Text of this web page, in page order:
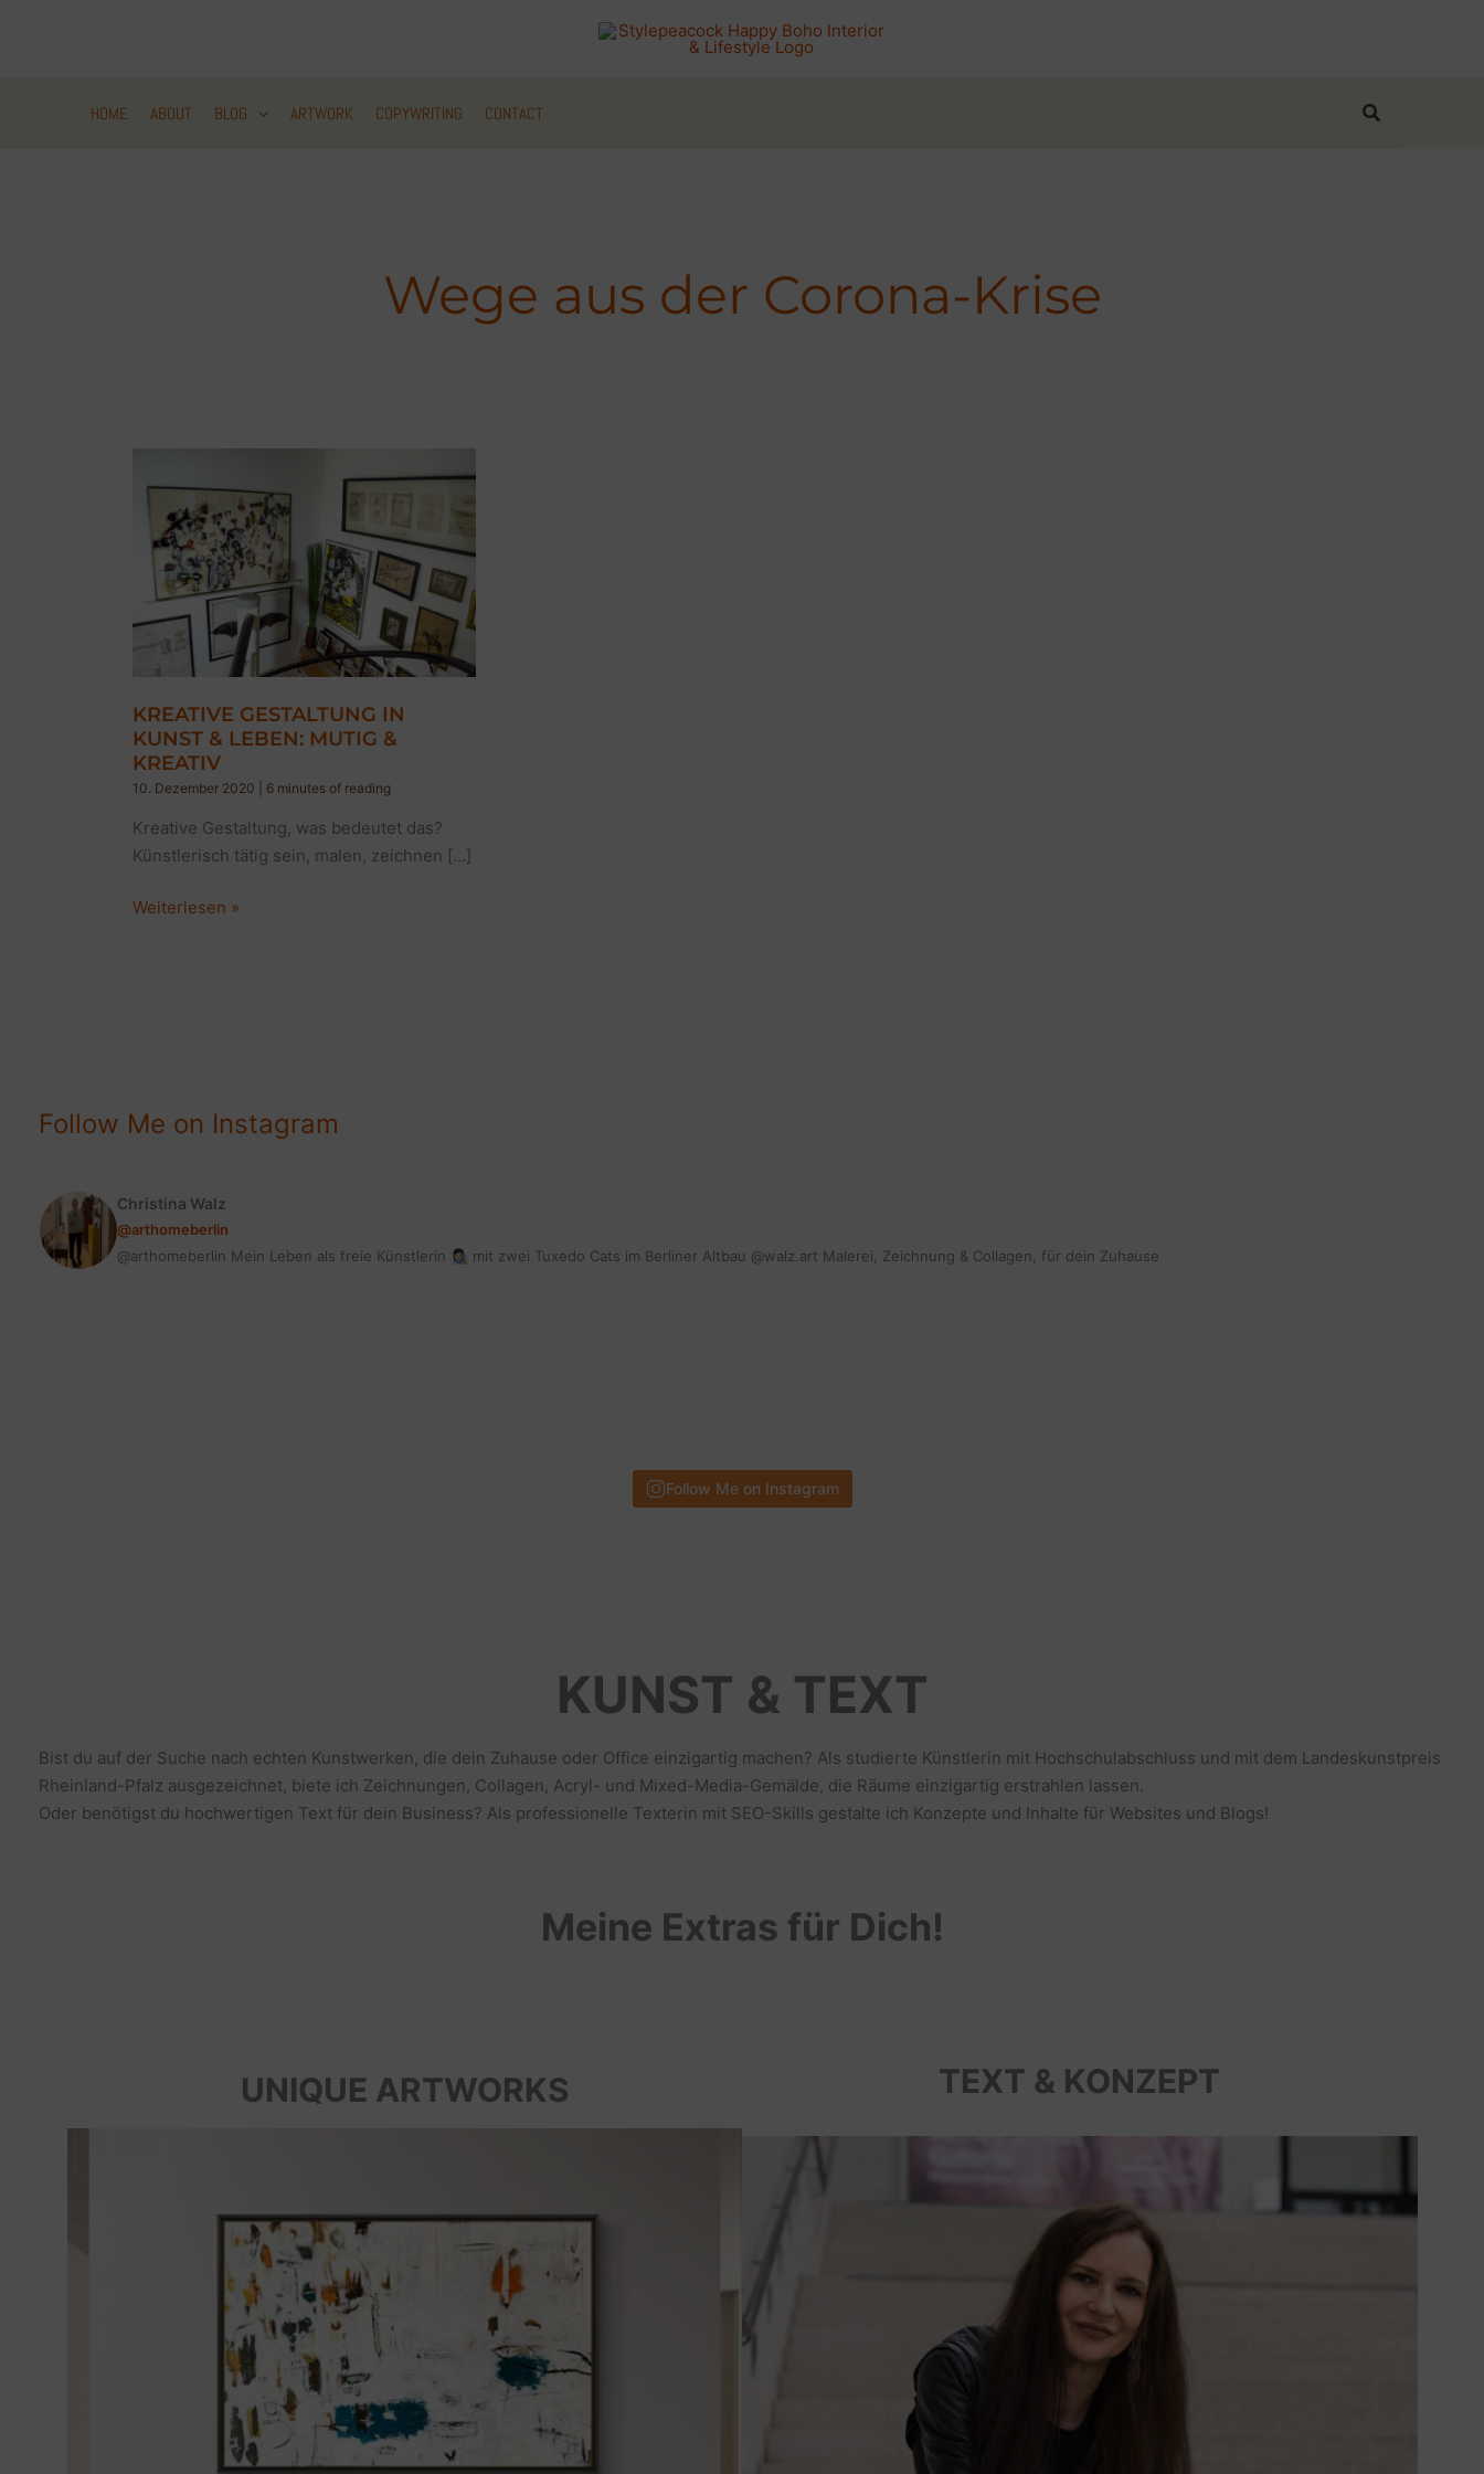
HOME ABOUT BLOG ARTWORK COPYWRITING CONTACT Suchen
Wege aus der Corona-Krise
KREATIVE GESTALTUNG IN
KUNST & LEBEN: MUTIG &
KREATIV
10. Dezember 2020 6 minutes of reading
Kreative Gestaltung, was bedeutet das?
Künstlerisch tätig sein, malen, zeichnen […]
KREATIVE
KREATIV
Weiterlesen »
Follow Me on Instagram
Christina Walz
@arthomeberlin
@arthomeberlin Mein Leben als freie Künstlerin 👩🏻‍🎨 mit zwei Tuxedo Cats im Berliner Altbau @walz.art Malerei, Zeichnung & Collagen, für dein Zuhause
Follow Me on Instagram
KUNST & TEXT
Bist du auf der Suche nach echten Kunstwerken, die dein Zuhause oder Office einzigartig machen? Als studierte Künstlerin mit Hochschulabschluss und mit dem Landeskunstpreis
Rheinland-Pfalz ausgezeichnet, biete ich Zeichnungen, Collagen, Acryl- und Mixed-Media-Gemälde, die Räume einzigartig erstrahlen lassen.
Oder benötigst du hochwertigen Text für dein Business? Als professionelle Texterin mit SEO-Skills gestalte ich Konzepte und Inhalte für Websites und Blogs!
Meine Extras für Dich!
UNIQUE ARTWORKS TEXT & KONZEPT